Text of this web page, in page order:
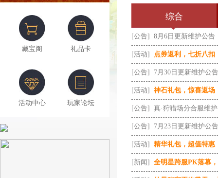
藏宝阁 礼品卡
活动中心 玩家论坛
综合
[公告] 8月6日更新维护公告
[活动] 点券返利，七折八扣
[公告] 7月30日更新维护公告
[活动] 神石礼包，惊喜返场
[公告] 真·狩猎场分合服维
[公告] 7月23日更新维护公告
[活动] 精华礼包，超值特惠
[新闻] 全明星跨服PK落幕